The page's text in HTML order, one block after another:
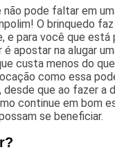
não pode faltar em
O brinquedo
e para você que está
é apostar na alugar
custa menos do
como essa
desde que ao fazer a
continue em bom
se beneficiar.